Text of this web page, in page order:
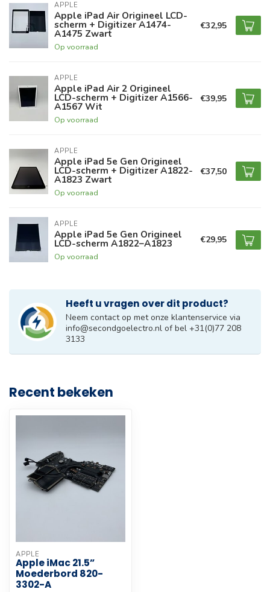
APPLE
Apple iPad Air Origineel LCD-
scherm + Digitizer A1474-
A1475 Zwart
Op voorraad
€32,95
APPLE
Apple iPad Air 2 Origineel
LCD-scherm + Digitizer A1566-
A1567 Wit
Op voorraad
€39,95
APPLE
Apple iPad 5e Gen Origineel
LCD-scherm + Digitizer A1822-
A1823 Zwart
Op voorraad
€37,50
APPLE
Apple iPad 5e Gen Origineel
LCD-scherm A1822–A1823
Op voorraad
€29,95
Heeft u vragen over dit product?
Neem contact op met onze klantenservice via
info@secondgoelectro.nl of bel +31(0)77 208
3133
Recent bekeken
APPLE
Apple iMac 21.5”
Moederbord 820-
3302-A